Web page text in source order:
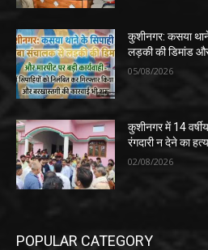
कुशीनगर: कसया
लड़की की डिमांड और
05/08/2026
कुशीनगर में 14
रंगदारी न देने का
02/08/2026
POPULAR CATEGORY